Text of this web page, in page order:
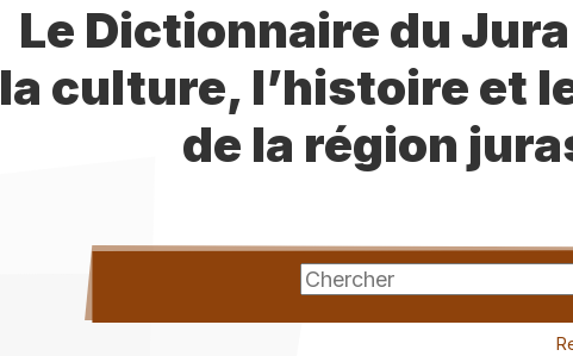
Le Dictionnaire du
la culture, l’histoire et
de la région